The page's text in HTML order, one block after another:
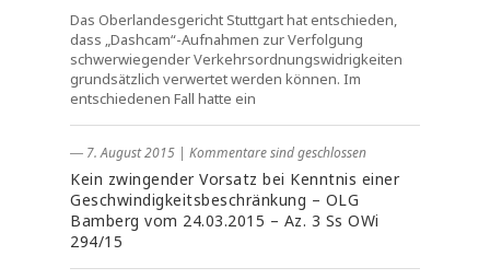
Das Oberlandesgericht Stuttgart hat entschieden,
dass „Dashcam“-Aufnahmen zur Verfolgung
schwerwiegender Verkehrsordnungswidrigkeiten
grundsätzlich verwertet werden können. Im
entschiedenen Fall hatte ein
― 7. August 2015 | Kommentare sind geschlossen
Kein zwingender Vorsatz bei Kenntnis einer
Geschwindigkeitsbeschränkung – OLG
Bamberg vom 24.03.2015 – Az. 3 Ss OWi
294/15